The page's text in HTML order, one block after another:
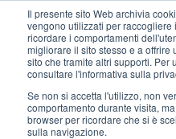
Il presente sito Web archivia
vengono utilizzati per
ricordare i comportamenti
migliorare il sito stesso e a offrire
sito che tramite altri supporti. Per
consultare l'informativa sulla
Se non si accetta l'utilizzo, non
comportamento durante visita,
browser per ricordare che si è
sulla navigazione.
gastronomia e del menù
nello spazio